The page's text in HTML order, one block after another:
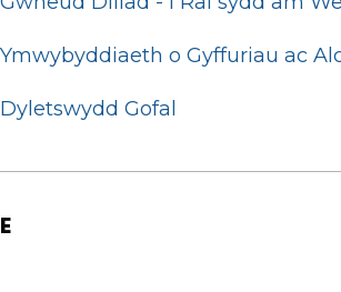
Ymwybyddiaeth o Gyffuriau ac
Dyletswydd Gofal
E